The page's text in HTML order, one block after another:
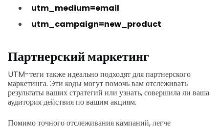
utm_medium=email
utm_campaign=new_product
Партнерский маркетинг
UTM-теги также идеально подходят для партнерского
маркетинга. Эти коды могут помочь вам отслеживать
результаты ваших стратегий или узнать, совершила ли ваша
аудитория действия по вашим акциям.
Помимо точного отслеживания кампаний, легче